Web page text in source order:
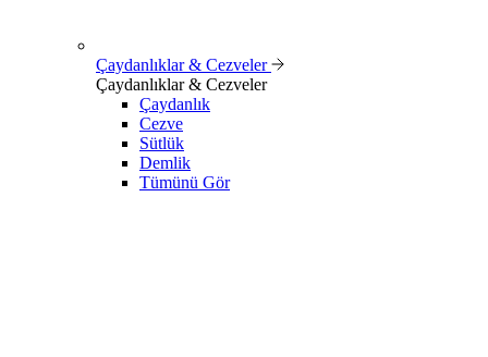
Çaydanlıklar & Cezveler
Çaydanlıklar & Cezveler
Çaydanlık
Cezve
Sütlük
Demlik
Tümünü Gör